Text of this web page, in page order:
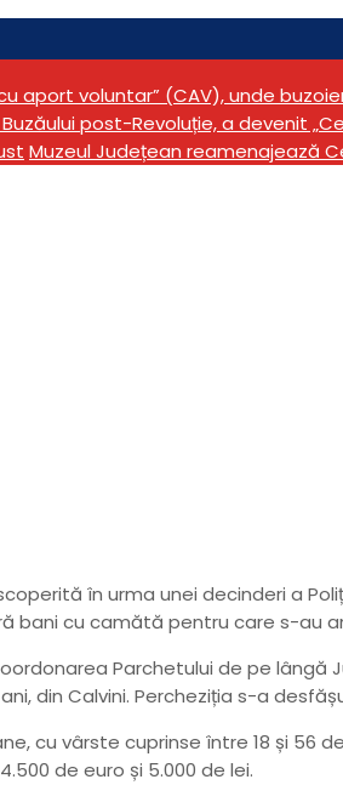
aport voluntar” (CAV), unde
post-Revoluție, a devenit
Muzeul Județean reamenajează
în urma unei decinderi a
bani cu camătă pentru care s-au
Parchetului de pe
din Calvini. Percheziția s-a
cu vârste cuprinse între 18 și 56
de euro și 5.000 de lei.